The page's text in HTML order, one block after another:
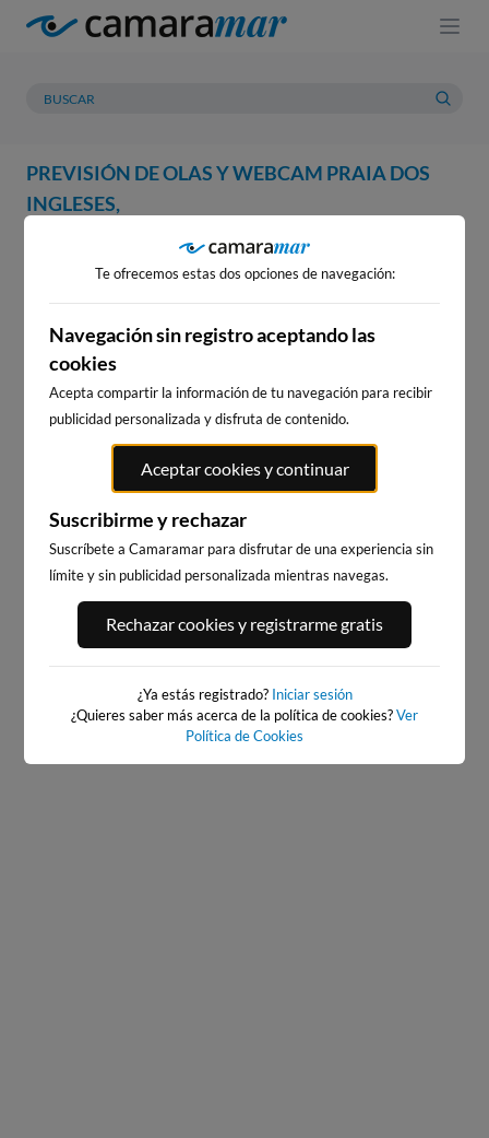
PREVISIÓN DE OLAS Y WEBCAM PRAIA DOS
INGLESES,
PREVISIÓN METEOROLOGÍA
WEBCAM PRAIA DOS INGLESES,
WEBCAMS CERCANAS
35km · Baiona
BAIONA_SANTA_MARTA
35km · Baiona
0.0 m CHOPI
Te ofrecemos estas dos opciones de navegación:
Navegación sin registro aceptando las
cookies
Acepta compartir la información de tu navegación para recibir
publicidad personalizada y disfruta de contenido.
Aceptar cookies y continuar
Suscribirme y rechazar
Suscríbete a Camaramar para disfrutar de una experiencia sin
límite y sin publicidad personalizada mientras navegas.
Rechazar cookies y registrarme gratis
¿Ya estás registrado? Iniciar sesión
¿Quieres saber más acerca de la política de cookies?Ver
Política de Cookies